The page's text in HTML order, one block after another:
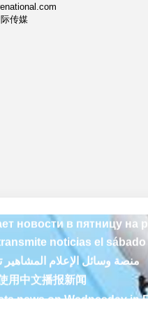
传媒
новости в пятницу на
noticias el
منصة وسائل الإعلام المشاهير
用中文播报新闻
news on Wednesday in